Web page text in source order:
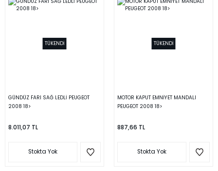
TÜKENDİ
GÜNDÜZ FARI SAĞ LEDLİ PEUGEOT
2008 18>
8.011,07 TL
Stokta Yok
TÜKENDİ
MOTOR KAPUT EMNİYET MANDALI
PEUGEOT 2008 18>
887,66 TL
Stokta Yok